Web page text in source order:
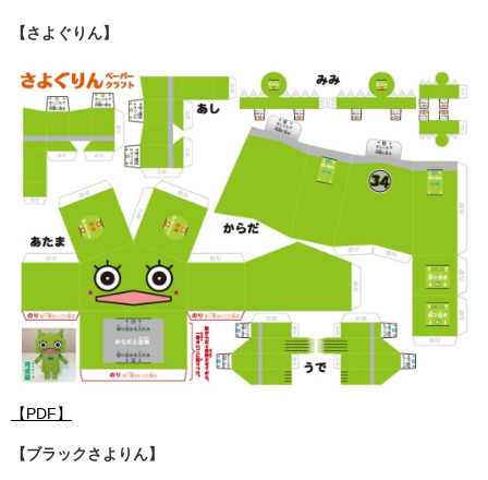
【さよぐりん】
【PDF】
【ブラックさよりん】